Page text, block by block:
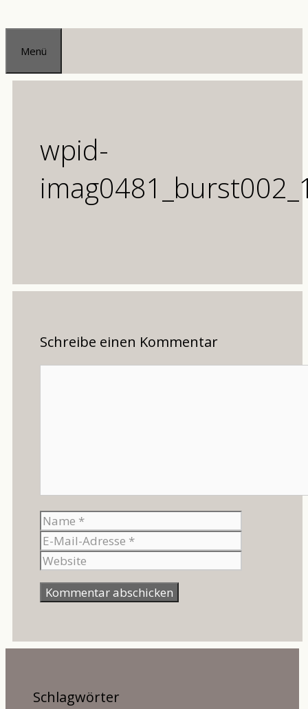
Zum
Inhalt
springen
Menü
wpid-
Schreibe einen Kommentar
Name
Mail-
Adresse
Schlagwörter